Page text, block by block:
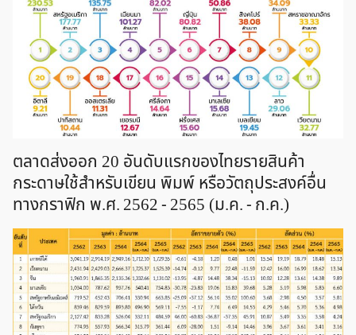
ตลาดส่งออก 20 อันดับแรกของไทยรายสินค้า
กระดาษใช้สำหรับเขียน พิมพ์ หรือวัตถุประสงค์อื่น
ทางกราฟิก พ.ศ. 2562 - 2565 (ม.ค. - ก.ค.)